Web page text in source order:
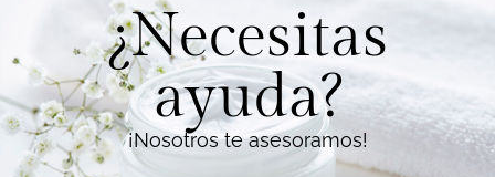
¿Necesitas
ayuda?
¡Nosotros te asesoramos!